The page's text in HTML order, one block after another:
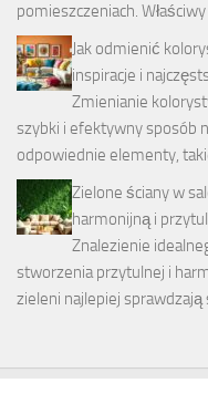
pomieszczeniach.
Jak odmienić
inspiracje i
Zmienianie
szybki i efektywny sposób
odpowiednie elementy,
Zielone ściany w
harmonijną i
Znalezienie
stworzenia przytulnej i
zieleni najlepiej sprawdzają